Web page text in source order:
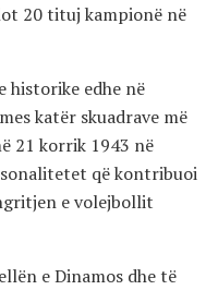
20 tituj kampionë në
historike edhe në
katër skuadrave më
21 korrik 1943 në
që kontribuoi
e volejbollit
e Dinamos dhe të